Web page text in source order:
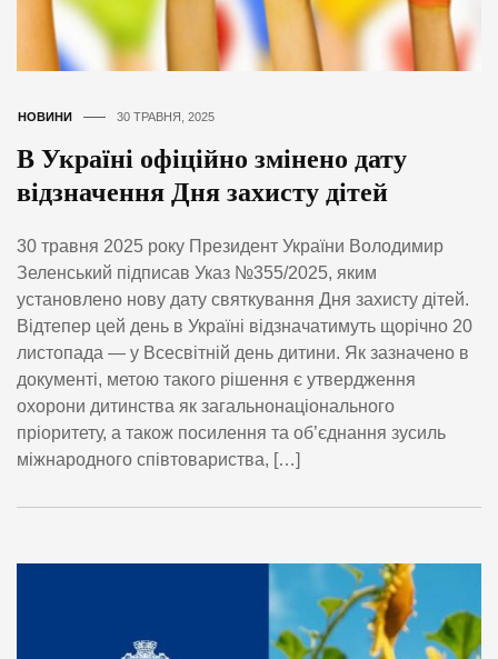
НОВИНИ 30 ТРАВНЯ, 2025
В Україні офіційно змінено дату
відзначення Дня захисту дітей
30 травня 2025 року Президент України Володимир
Зеленський підписав Указ №355/2025, яким
установлено нову дату святкування Дня захисту дітей.
Відтепер цей день в Україні відзначатимуть щорічно 20
листопада — у Всесвітній день дитини. Як зазначено в
документі, метою такого рішення є утвердження
охорони дитинства як загальнонаціонального
пріоритету, а також посилення та об’єднання зусиль
міжнародного співтовариства, […]